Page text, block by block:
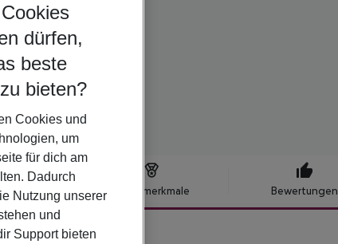
Hotelmerkmale Bewertungen
dürfen,
beste
bieten?
Cookies und
um
für dich am
Dadurch
Nutzung unserer
und
Support bieten